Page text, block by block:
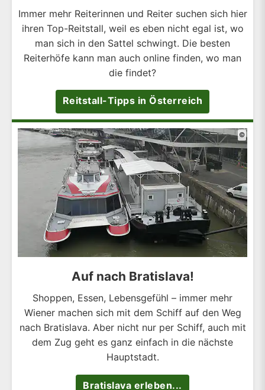
Immer mehr Reiterinnen und Reiter suchen sich hier
ihren Top-Reitstall, weil es eben nicht egal ist, wo
man sich in den Sattel schwingt. Die besten
Reiterhöfe kann man auch online finden, wo man
die findet?
Reitstall-Tipps in Österreich
©
Auf nach Bratislava!
Shoppen, Essen, Lebensgefühl – immer mehr
Wiener machen sich mit dem Schiff auf den Weg
nach Bratislava. Aber nicht nur per Schiff, auch mit
dem Zug geht es ganz einfach in die nächste
Hauptstadt.
Bratislava erleben...